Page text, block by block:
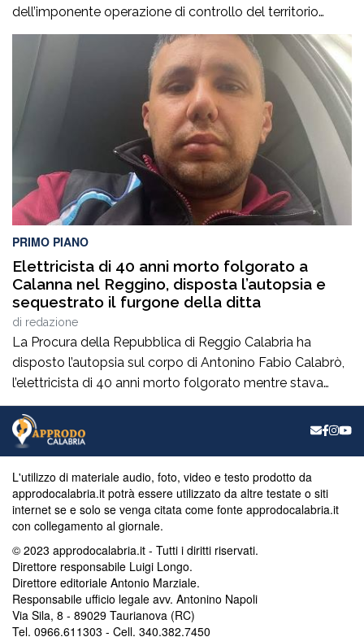
dell’imponente operazione di controllo del territorio
condotta il7 agosto nel quartiere Ciambra di Gioia Tauro,
nell’ambito di un servizio straordinario ad “Alto Impatto”
disposto per rafforzare la presenza delle istituzioni e
contrastare ogni forma di illegalità. Un’azione massiccia
e coordinata che ha visto […]
PRIMO PIANO
Elettricista di 40 anni morto folgorato a
Calanna nel Reggino, disposta l’autopsia e
sequestrato il furgone della ditta
di redazione
La Procura della Repubblica di Reggio Calabria ha
disposto l’autopsia sul corpo di Antonino Fabio Calabrò,
l’elettricista di 40 anni morto folgorato mentre stava
lavorando al montaggio delle luminarie nel comune
di Calanna. Le indagini, coordinate dalla Procura guidata
da Giuseppe Borrelli, sono affidate ai carabinieri, che
ditta privata per la quale lavorava […]
L'utilizzo di materiale audio, foto, video e testo prodotto da
approdocalabria.it potrà essere utilizzato da altre testate o siti
internet se e solo se venga citata come fonte approdocalabria.it
con collegamento al giornale.
© 2023 approdocalabria.it - Tutti i diritti riservati.
Direttore responsabile Luigi Longo.
Direttore editoriale Antonio Marziale.
Responsabile ufficio legale avv. Antonino Napoli
Via Sila, 8 - 89029 Taurianova (RC)
Tel. 0966.611303 - Cell. 340.382.7450